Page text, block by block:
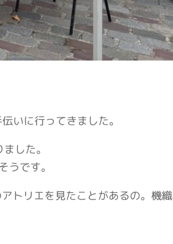
いに行ってきました。
した。
です。
トリエを見たことがあるの。機織